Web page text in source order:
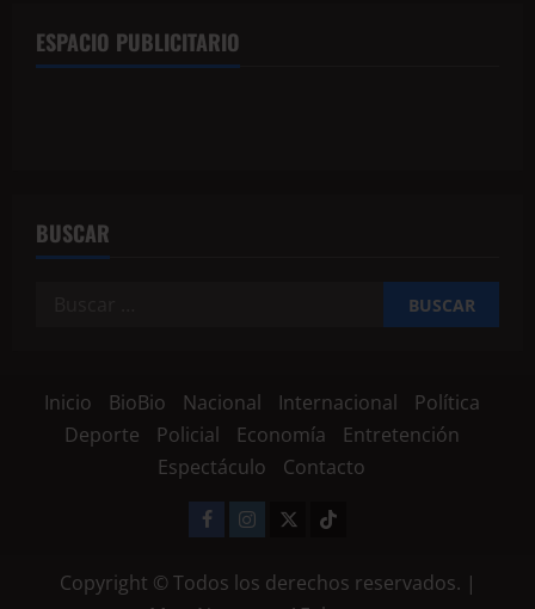
ESPACIO PUBLICITARIO
BUSCAR
Inicio BioBio Nacional Internacional
Política
Deporte
Policial Economía
Entretención
Espectáculo
Contacto
Copyright © Todos los derechos reservados. |